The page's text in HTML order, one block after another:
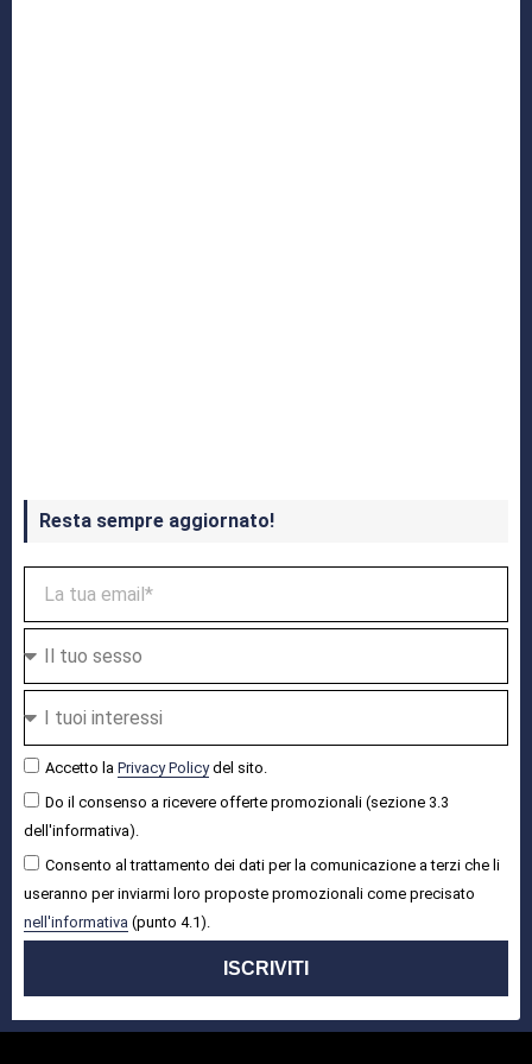
Resta sempre aggiornato!
Accetto la Privacy Policydel sito.
Do il consenso a ricevere offerte promozionali (sezione 3.3
dell'informativa).
Consento al trattamento dei dati per la comunicazione a terzi che li
useranno per inviarmi loro proposte promozionali come precisato
nell'informativa (punto 4.1).
ISCRIVITI